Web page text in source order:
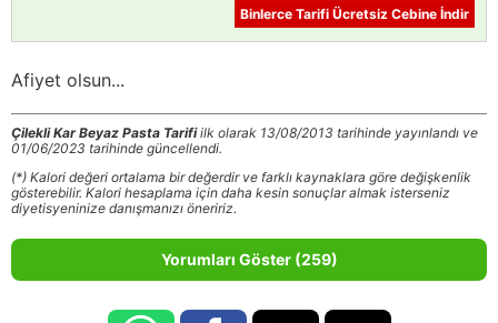
Binlerce Tarifi Ücretsiz Cebine İndir
Afiyet olsun...
Çilekli Kar Beyaz Pasta Tarifiilk olarak 13/08/2013 tarihinde yayınlandı ve
01/06/2023 tarihinde güncellendi.
(*) Kalori değeri ortalama bir değerdir ve farklı kaynaklara göre değişkenlik
gösterebilir. Kalori hesaplama için daha kesin sonuçlar almak isterseniz
diyetisyeninize danışmanızı öneririz.
Yorumları Göster (259)